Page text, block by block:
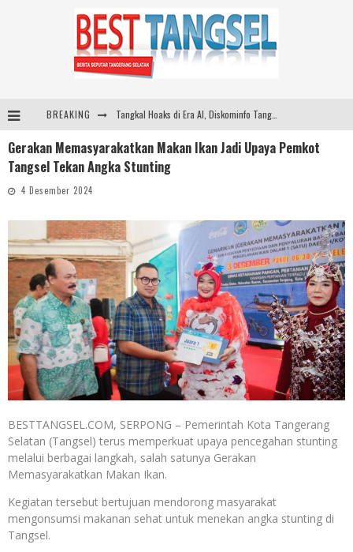
BREAKING Tangkal Hoaks di Era AI, Diskominfo Tangsel dan Nahdlatul Ulama Perkuat Literasi Digital
Tea Masters Cup Indonesia Perkuat Pengembangan Specialty Tea
Gerakan Memasyarakatkan Makan Ikan Jadi Upaya Pemkot
Tangsel Tekan Angka Stunting
4 Desember 2024
BESTTANGSEL.COM, SERPONG – Pemerintah Kota Tangerang
Selatan (Tangsel) terus memperkuat upaya pencegahan stunting
melalui berbagai langkah, salah satunya Gerakan
Memasyarakatkan Makan Ikan.
Kegiatan tersebut bertujuan mendorong masyarakat
mengonsumsi makanan sehat untuk menekan angka stunting di
Tangsel.